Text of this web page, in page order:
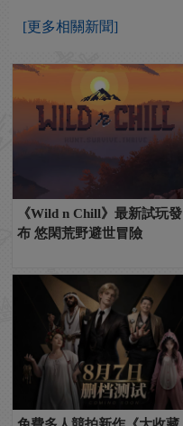
[更多相關新聞]
《Wild n Chill》最新試玩發
布 悠閑荒野避世冒險